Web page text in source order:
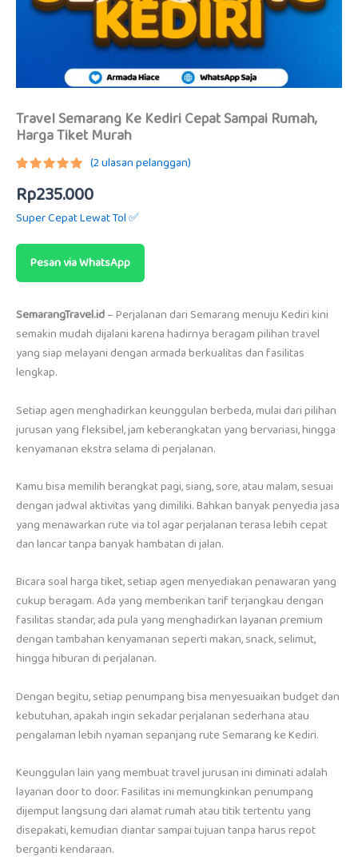
Travel Semarang Ke Kediri Cepat Sampai Rumah,
Harga Tiket Murah
5.00dari
5
berdasarkan
penilaian
(2ulasan pelanggan)
Rp235.000
Super Cepat Lewat Tol ✅
Pesan via WhatsApp
SemarangTravel.id– Perjalanan dari Semarang menuju Kediri kini
semakin mudah dijalani karena hadirnya beragam pilihan travel
yang siap melayani dengan armada berkualitas dan fasilitas
lengkap.
Setiap agen menghadirkan keunggulan berbeda, mulai dari pilihan
jurusan yang fleksibel, jam keberangkatan yang bervariasi, hingga
kenyamanan ekstra selama di perjalanan.
Kamu bisa memilih berangkat pagi, siang, sore, atau malam, sesuai
dengan jadwal aktivitas yang dimiliki. Bahkan banyak penyedia jasa
yang menawarkan rute via tol agar perjalanan terasa lebih cepat
dan lancar tanpa banyak hambatan di jalan.
Bicara soal harga tiket, setiap agen menyediakan penawaran yang
cukup beragam. Ada yang memberikan tarif terjangkau dengan
fasilitas standar, ada pula yang menghadirkan layanan premium
dengan tambahan kenyamanan seperti makan, snack, selimut,
hingga hiburan di perjalanan.
Dengan begitu, setiap penumpang bisa menyesuaikan budget dan
kebutuhan, apakah ingin sekadar perjalanan sederhana atau
pengalaman lebih nyaman sepanjang rute Semarang ke Kediri.
Keunggulan lain yang membuat travel jurusan ini diminati adalah
layanan door to door. Fasilitas ini memungkinkan penumpang
dijemput langsung dari alamat rumah atau titik tertentu yang
disepakati, kemudian diantar sampai tujuan tanpa harus repot
berganti kendaraan.